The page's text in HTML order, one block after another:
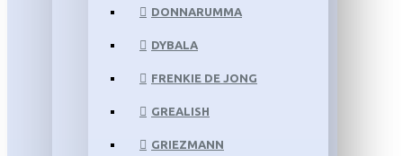
DONNARUMMA
DYBALA
FRENKIE DE JONG
GREALISH
GRIEZMANN